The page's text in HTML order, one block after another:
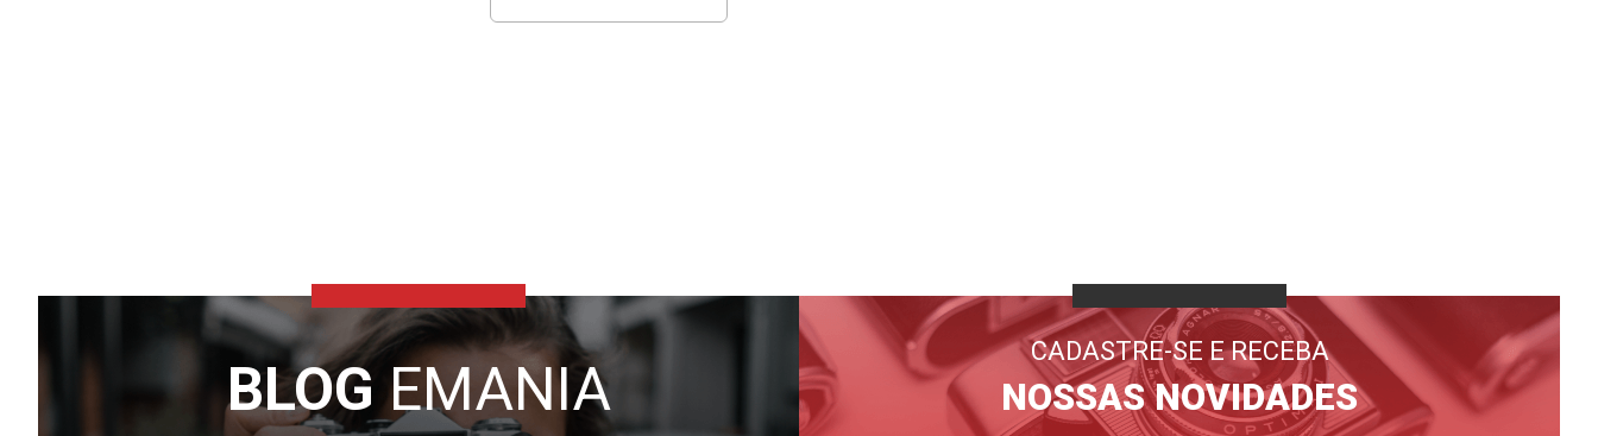
BLOGEMANIA
CADASTRE-SE E RECEBA
NOSSAS NOVIDADES